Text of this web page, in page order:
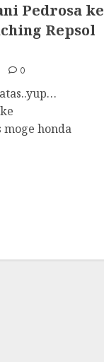
Pedrosa ke
Repsol
0
honda